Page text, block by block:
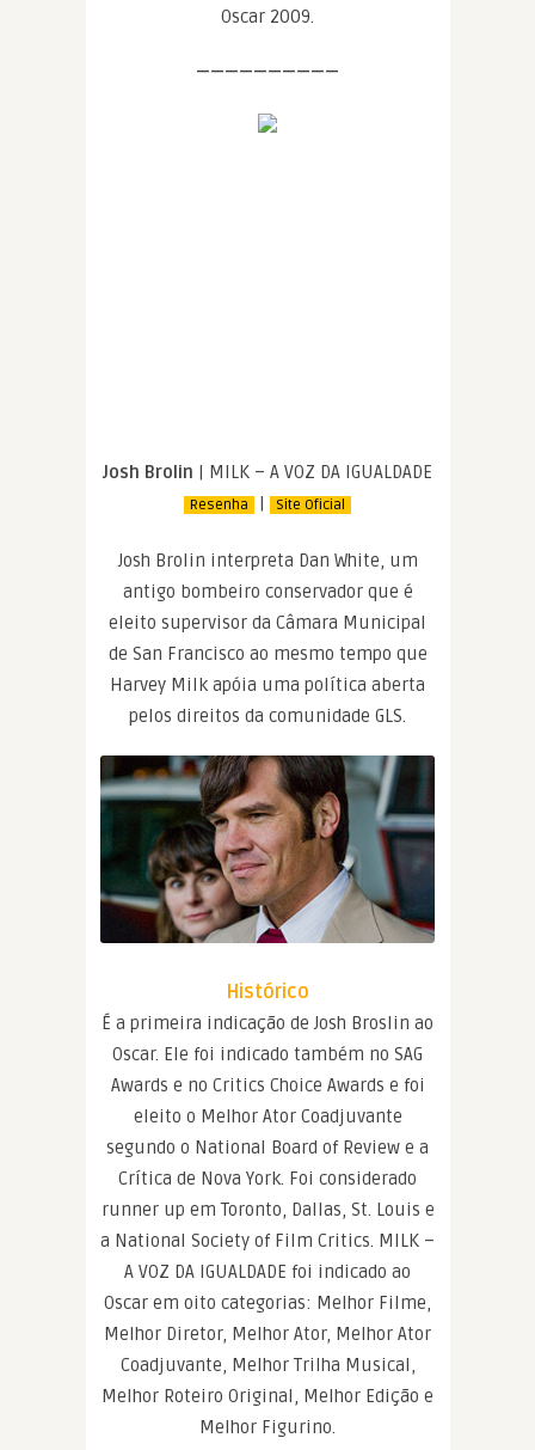
Oscar 2009.
——————————
Josh Brolin | MILK – A VOZ DA IGUALDADE
Resenha | Site Oficial
Josh Brolin interpreta Dan White, um
antigo bombeiro conservador que é
eleito supervisor da Câmara Municipal
de San Francisco ao mesmo tempo que
Harvey Milk apóia uma política aberta
pelos direitos da comunidade GLS.
Histórico
É a primeira indicação de Josh Broslin ao
Oscar. Ele foi indicado também no SAG
Awards e no Critics Choice Awards e foi
eleito o Melhor Ator Coadjuvante
segundo o National Board of Review e a
Crítica de Nova York. Foi considerado
runner up em Toronto, Dallas, St. Louis e
a National Society of Film Critics. MILK –
A VOZ DA IGUALDADE foi indicado ao
Oscar em oito categorias: Melhor Filme,
Melhor Diretor, Melhor Ator, Melhor Ator
Coadjuvante, Melhor Trilha Musical,
Melhor Roteiro Original, Melhor Edição e
Melhor Figurino.